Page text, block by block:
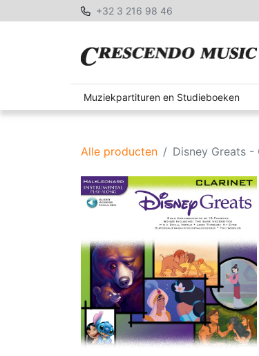
+32 3 216 98 46
Muziekpartituren en Studieboeken
Alle producten Disney Greats -